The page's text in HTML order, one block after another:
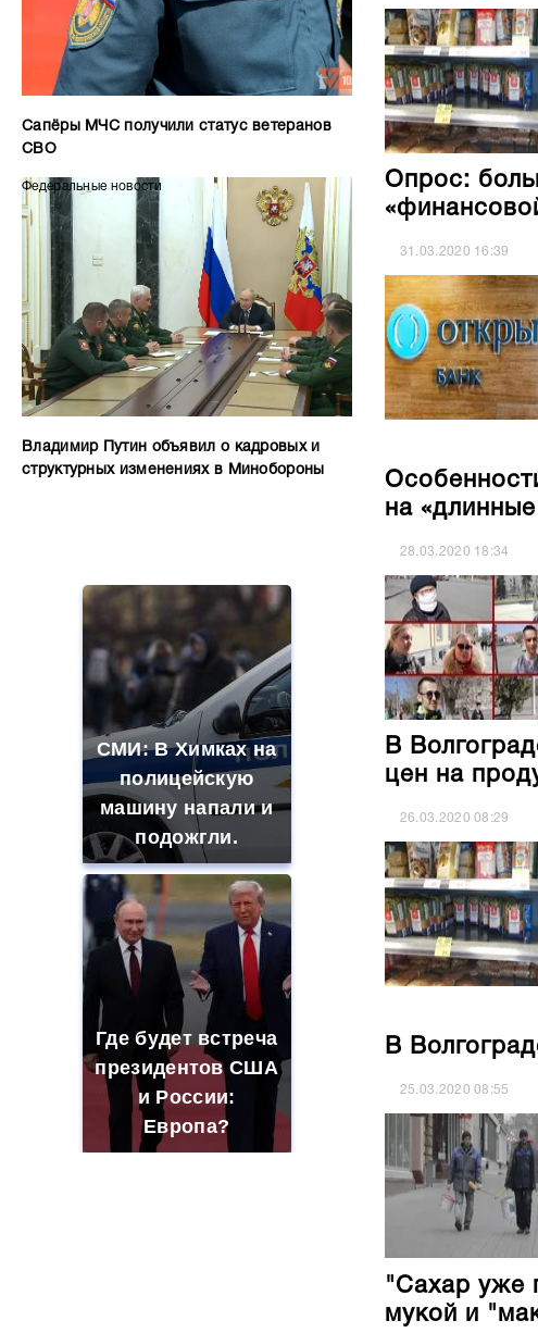
Сапёры МЧС получили статус ветеранов
СВО
Федеральные новости
Владимир Путин объявил о кадровых и
структурных изменениях в Минобороны
СМИ: В Химках на
полицейскую
машину напали и
подожгли.
Где будет встреча
президентов США
и России:
Европа?
Опрос:
31.03.2020 16:39
на
28.03.2020 18:34
В
цен на
26.03.202008:29
В
25.03.202008:55
"Сахар уже
мукой и